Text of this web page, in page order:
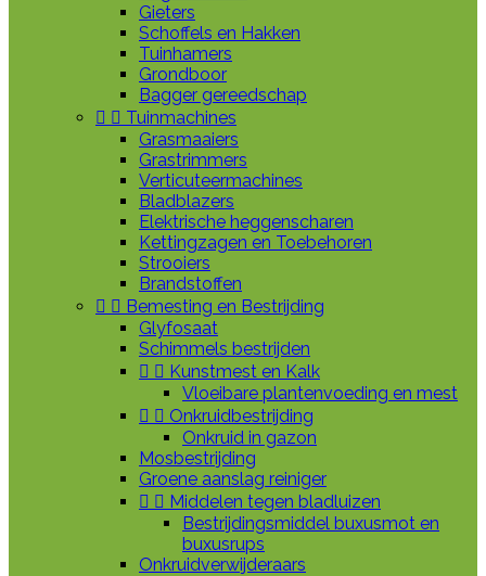
Gieters
Schoffels en Hakken
Tuinhamers
Grondboor
Bagger gereedschap
  Tuinmachines
Grasmaaiers
Grastrimmers
Verticuteermachines
Bladblazers
Elektrische heggenscharen
Kettingzagen en Toebehoren
Strooiers
Brandstoffen
  Bemesting en Bestrijding
Glyfosaat
Schimmels bestrijden
  Kunstmest en Kalk
Vloeibare plantenvoeding en mest
  Onkruidbestrijding
Onkruid in gazon
Mosbestrijding
Groene aanslag reiniger
  Middelen tegen bladluizen
Bestrijdingsmiddel buxusmot en
buxusrups
Onkruidverwijderaars